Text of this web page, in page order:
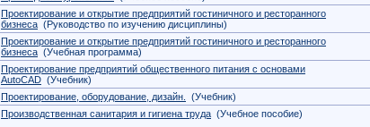
Проектирование и открытие предприятий гостиничного и ресторанного
бизнеса (Руководство по изучению дисциплины)
Проектирование и открытие предприятий гостиничного и ресторанного
бизнеса (Учебная программа)
Проектирование предприятий общественного питания с основами
AutoCAD (Учебник)
Проектирование, оборудование, дизайн.
(Учебник)
Производственная санитария и гигиена труда (Учебное пособие)